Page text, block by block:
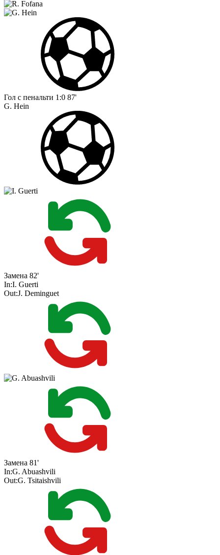
Гол с пенальти 1:0 87'
G. Hein
Замена 82'
In:I. Guerti
Out:J. Deminguet
Замена 81'
In:G. Abuashvili
Out:G. Tsitaishvili